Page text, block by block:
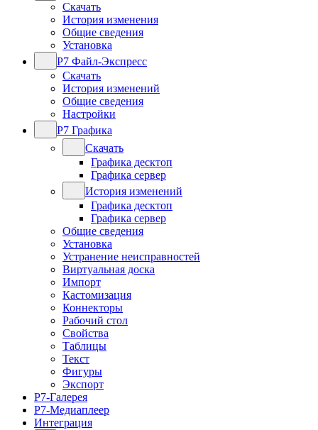
Скачать
История изменения
Общие сведения
Установка
Р7 Файл-Экспресс
Скачать
История изменений
Общие сведения
Настройки
Р7 Графика
Скачать
Графика десктоп
Графика сервер
История изменений
Графика десктоп
Графика сервер
Общие сведения
Установка
Устранение неисправностей
Виртуальная доска
Импорт
Кастомизация
Коннекторы
Рабочий стол
Свойства
Таблицы
Текст
Фигуры
Экспорт
Р7-Галерея
Р7-Медиаплеер
Интеграция